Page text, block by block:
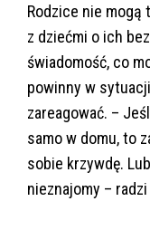
Rodzice nie
z dziećmi o ich
świadomość, co
powinny w
zareagować. –
samo w domu, to
sobie krzywdę.
nieznajomy –